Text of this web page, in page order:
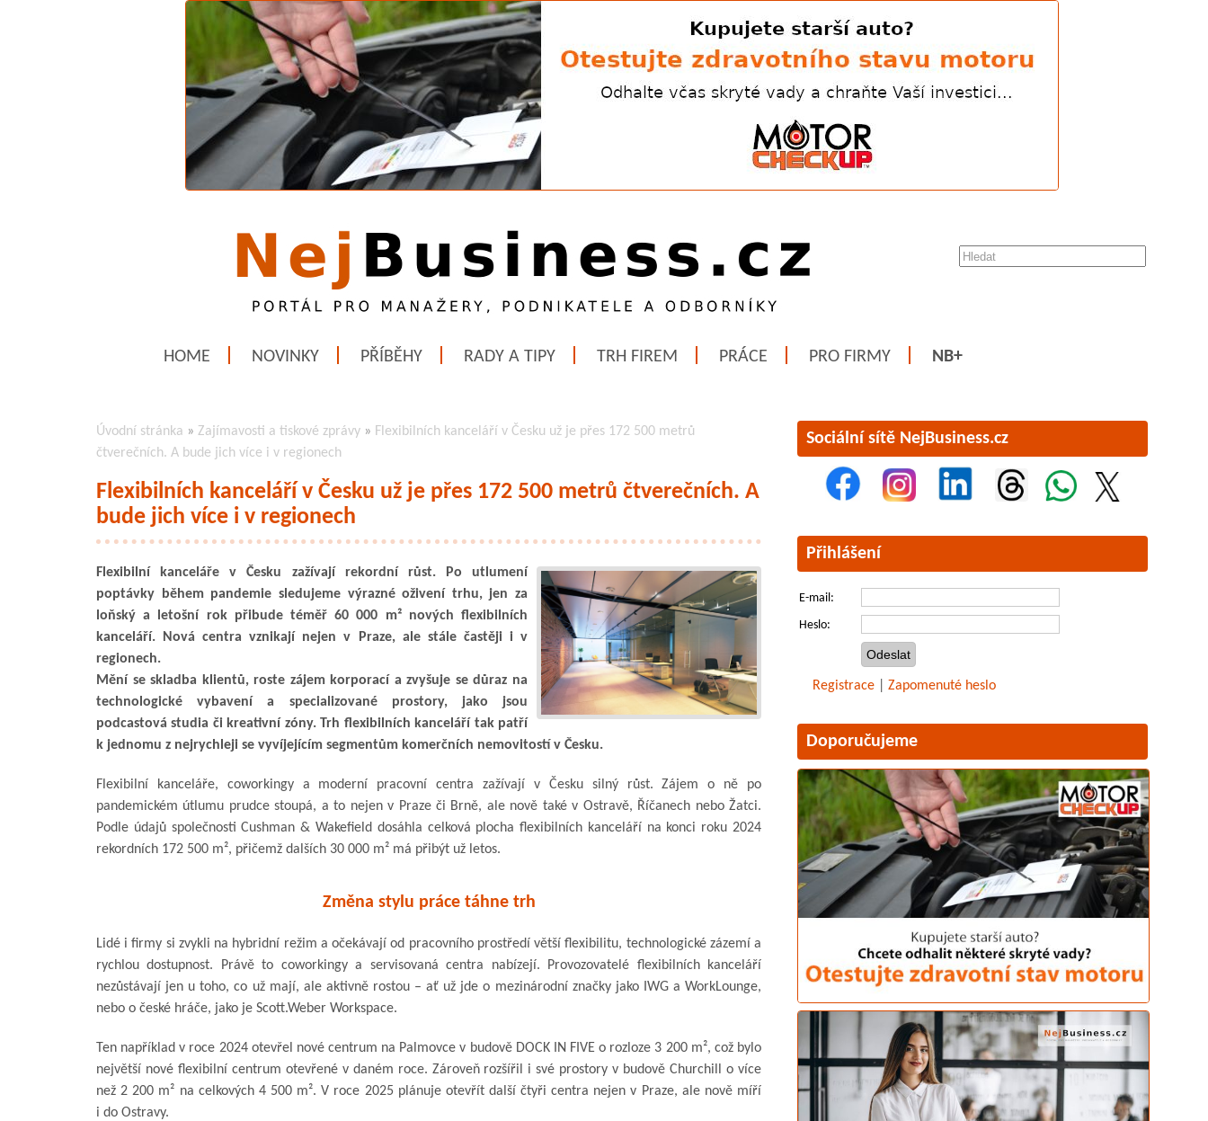
HOME NOVINKY PŘÍBĚHY RADY A TIPY TRH FIREM PRÁCE PRO FIRMY NB+
Úvodní stránka » Zajímavosti a tiskové zprávy » Flexibilních kanceláří v Česku už je přes 172 500 metrů
čtverečních. A bude jich více i v regionech
Flexibilních kanceláří v Česku už je přes 172 500 metrů čtverečních. A
bude jich více i v regionech
Flexibilní kanceláře v Česku zažívají rekordní růst. Po utlumení
poptávky během pandemie sledujeme výrazné oživení trhu, jen za
loňský a letošní rok přibude téměř 60 000 m² nových flexibilních
kanceláří. Nová centra vznikají nejen v Praze, ale stále častěji i v
regionech.
Mění se skladba klientů, roste zájem korporací a zvyšuje se důraz na
technologické vybavení a specializované prostory, jako jsou
podcastová studia či kreativní zóny. Trh flexibilních kanceláří tak patří
k jednomu z nejrychleji se vyvíjejícím segmentům komerčních nemovitostí v Česku.
Flexibilní kanceláře, coworkingy a moderní pracovní centra zažívají v Česku silný růst. Zájem o ně po
pandemickém útlumu prudce stoupá, a to nejen v Praze či Brně, ale nově také v Ostravě, Říčanech nebo Žatci.
Podle údajů společnosti Cushman & Wakefield dosáhla celková plocha flexibilních kanceláří na konci roku 2024
rekordních 172 500 m², přičemž dalších 30 000 m² má přibýt už letos.
Změna stylu práce táhne trh
Lidé i firmy si zvykli na hybridní režim a očekávají od pracovního prostředí větší flexibilitu, technologické zázemí a
rychlou dostupnost. Právě to coworkingy a servisovaná centra nabízejí. Provozovatelé flexibilních kanceláří
nezůstávají jen u toho, co už mají, ale aktivně rostou – ať už jde o mezinárodní značky jako IWG a WorkLounge,
nebo o české hráče, jako je Scott.Weber Workspace.
Ten například v roce 2024 otevřel nové centrum na Palmovce v budově DOCK IN FIVE o rozloze 3 200 m², což bylo
největší nové flexibilní centrum otevřené v daném roce. Zároveň rozšířil i své prostory v budově Churchill o více
než 2 200 m² na celkových 4 500 m². V roce 2025 plánuje otevřít další čtyři centra nejen v Praze, ale nově míří
i do Ostravy.
Sociální sítě NejBusiness.cz
Přihlášení
E-mail:
Heslo:
Registrace Zapomenuté heslo
Doporučujeme